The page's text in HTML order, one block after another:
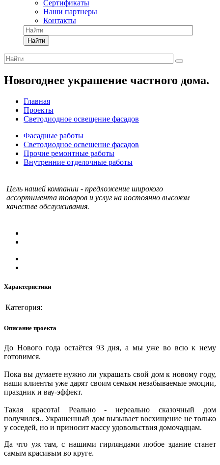
Сертификаты
Наши партнеры
Контакты
Найти
Новогоднее украшение частного дома.
Главная
Проекты
Светодиодное освещение фасадов
Фасадные работы
Светодиодное освещение фасадов
Прочие ремонтные работы
Внутренние отделочные работы
Цель нашей компании - предложение широкого
ассортимента товаров и услуг на постоянно высоком
качестве обслуживания.
Характеристики
Категория:
Описание проекта
До Нового года остаётся 93 дня, а мы уже во всю к нему
готовимся.
Пока вы думаете нужно ли украшать свой дом к новому году,
наши клиенты уже дарят своим семьям незабываемые эмоции,
праздник и вау-эффект.
Такая красота! Реально - нереально сказочный дом
получился.. Украшенный дом вызывает восхищение не только
у соседей, но и приносит массу удовольствия домочадцам.
Да что уж там, с нашими гирляндами любое здание станет
самым красивым во круге.